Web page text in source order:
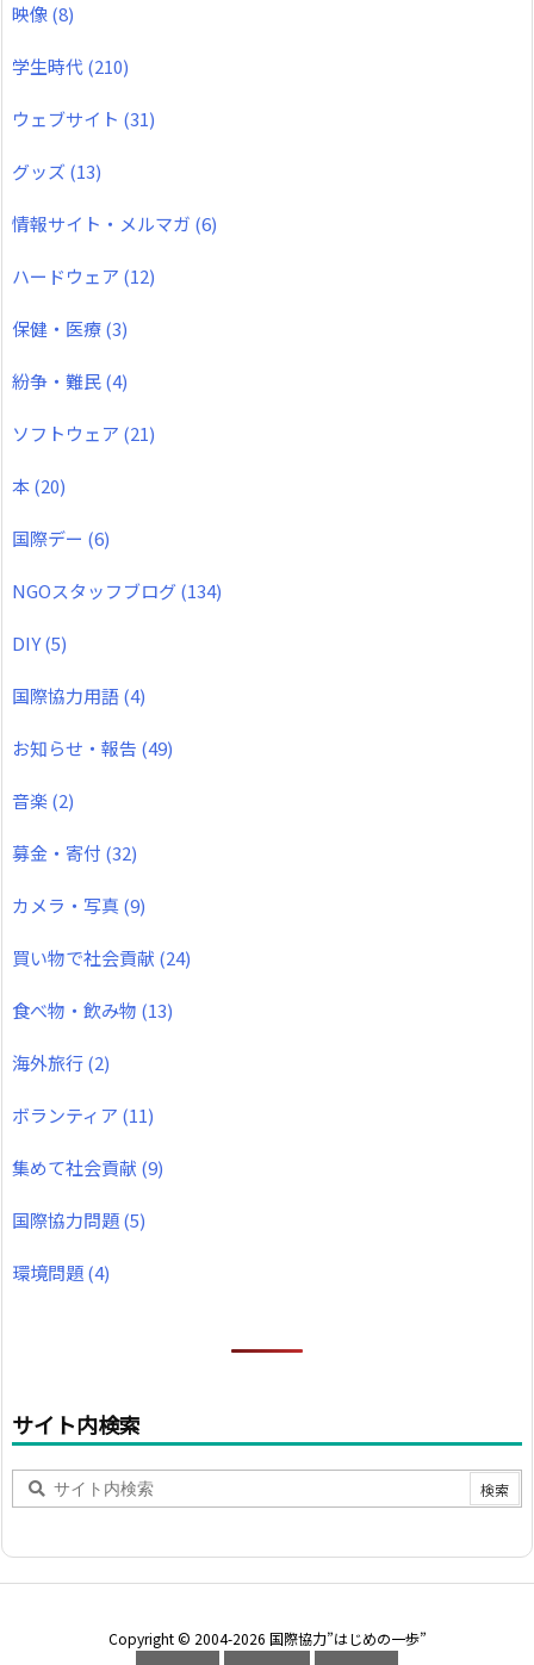
映像(8)
学生時代(210)
ウェブサイト (31)
グッズ (13)
情報サイト・メルマガ (6)
ハードウェア (12)
保健・医療(3)
紛争・難民(4)
ソフトウェア (21)
本(20)
国際デー (6)
NGOスタッフブログ(134)
DIY(5)
国際協力用語(4)
お知らせ・報告 (49)
音楽(2)
募金・寄付 (32)
カメラ・写真(9)
買い物で社会貢献 (24)
食べ物・飲み物 (13)
海外旅行(2)
ボランティア (11)
集めて社会貢献 (9)
国際協力問題(5)
環境問題(4)
サイト内検索
Copyright © 2004-2026 国際協力”はじめの一歩”